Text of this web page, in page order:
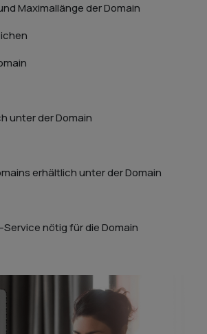
Maximallänge der Domain
unter der Domain
erhältlich unter der Domain
nötig für die Domain